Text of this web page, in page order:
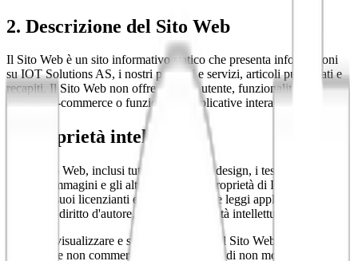
2. Descrizione del Sito Web
Il Sito Web è un sito informativo statico che presenta informazioni
su IOT Solutions AS, i nostri prodotti e servizi, articoli pubblicati e
recapiti. Il Sito Web non offre account utente, funzionalità di
accesso, e-commerce o funzionalità applicative interattive.
3. Proprietà intellettuale
3.1. Il Sito Web, inclusi tutti i software, il design, i testi, la grafica, i
loghi, le immagini e gli altri contenuti, è proprietà di IOT Solutions
AS o dei suoi licenzianti ed è protetto dalle leggi applicabili in
materia di diritto d'autore, marchi e proprietà intellettuale.
3.2. Puoi visualizzare e stampare pagine del Sito Web per uso
personale e non commerciale, a condizione di non modificare il